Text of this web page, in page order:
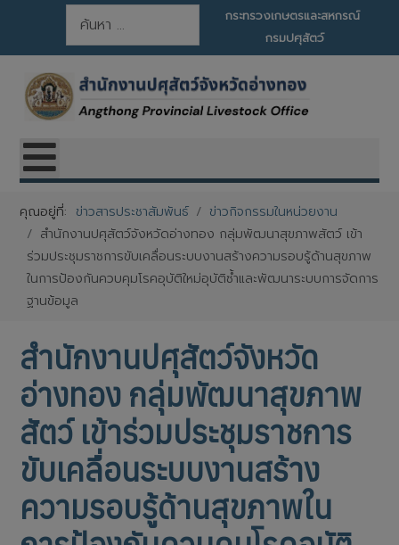
การค้นหา
กระทรวงเกษตรและสหกรณ์
กรมปศุสัตว์
คุณอยู่ที่: ข่าวสารประชาสัมพันธ์
ข่าวกิจกรรมในหน่วยงาน
สำนักงานปศุสัตว์จังหวัดอ่างทอง กลุ่มพัฒนาสุขภาพสัตว์ เข้า
ร่วมประชุมราชการขับเคลื่อนระบบงานสร้างความรอบรู้ด้านสุขภาพ
ในการป้องกันควบคุมโรคอุบัติใหม่อุบัติซ้ำและพัฒนาระบบการจัดการ
ฐานข้อมูล
สำนักงานปศุสัตว์จังหวัด
อ่างทอง กลุ่มพัฒนาสุขภาพ
สัตว์ เข้าร่วมประชุมราชการ
ขับเคลื่อนระบบงานสร้าง
ความรอบรู้ด้านสุขภาพใน